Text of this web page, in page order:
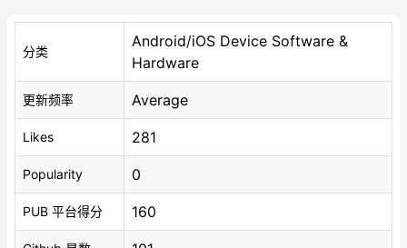
分类
Android/iOS Device Software &
Hardware
更新频率 Average
Likes 281
Popularity 0
PUB 平台得分 160